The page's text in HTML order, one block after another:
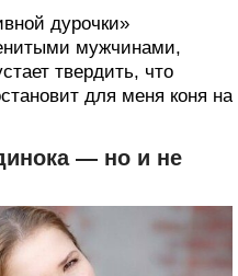
дурочки»
мужчинами,
твердить, что
для меня коня на
— но и не